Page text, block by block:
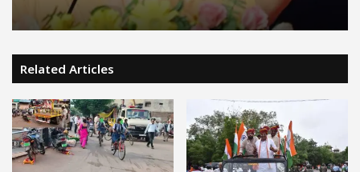
Related Articles